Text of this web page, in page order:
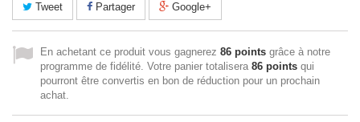
Tweet Partager Google+
En achetant ce produit vous gagnerez 86 points grâce à notre
programme de fidélité. Votre panier totalisera 86 points qui
pourront être convertis en bon de réduction pour un prochain
achat.